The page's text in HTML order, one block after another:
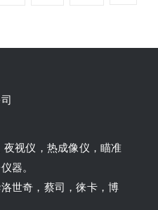
视仪，热成像仪，瞄准
器。
世奇，蔡司，徕卡，博